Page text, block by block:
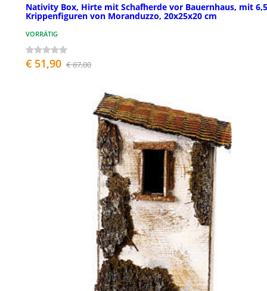
Nativity Box, Hirte mit Schafherde vor Bauernhaus, mit
Krippenfiguren von Moranduzzo, 20x25x20 cm
VORRÄTIG
€ 51,90 € 87,00